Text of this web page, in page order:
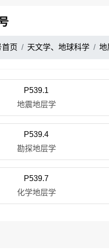
首页 天文学、地球科学 地
P539.1
地震地层学
P539.4
勘探地层学
P539.7
化学地层学